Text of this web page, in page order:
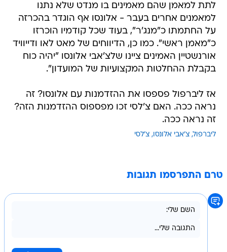
לתת למאמן שהם מאמינים בו מנדט שלא נתנו
למאמנים אחרים בעבר - אלונסו אף הוגדר בהכרזה
על החתמתו כ"מנג'ר", בעוד שכל קודמיו הוכרזו
כ"מאמן ראשי". כמו כן, הדיווחים של מאט לאו ודייוויד
אורנשטיין האמינים ציינו שלצ'אבי אלונסו "יהיה כוח
בקבלת ההחלטות המקצועיות של המועדון".
אז ליברפול פספסו את ההזדמנות עם אלונסו? זה
נראה ככה. האם צ'לסי זכו מפספוס ההזדמנות הזה?
זה נראה ככה.
ליברפול צ'אבי אלונסו צ'לסי
טרם התפרסמו תגובות